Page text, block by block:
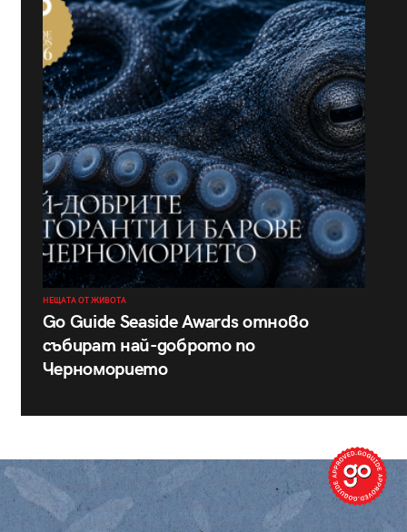
НЕЩАТА ОТ ЖИВОТА
Go Guide Seaside Awards отново
събират най-доброто по
Черноморието